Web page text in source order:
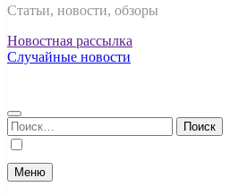
Статьи, новости, обзоры
Новостная рассылка
Случайные новости
Найти:
Меню